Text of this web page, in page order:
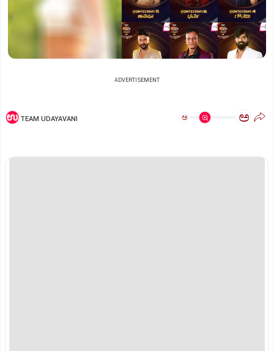
ADVERTISEMENT
TEAM UDAYAVANI ಅ ಅ